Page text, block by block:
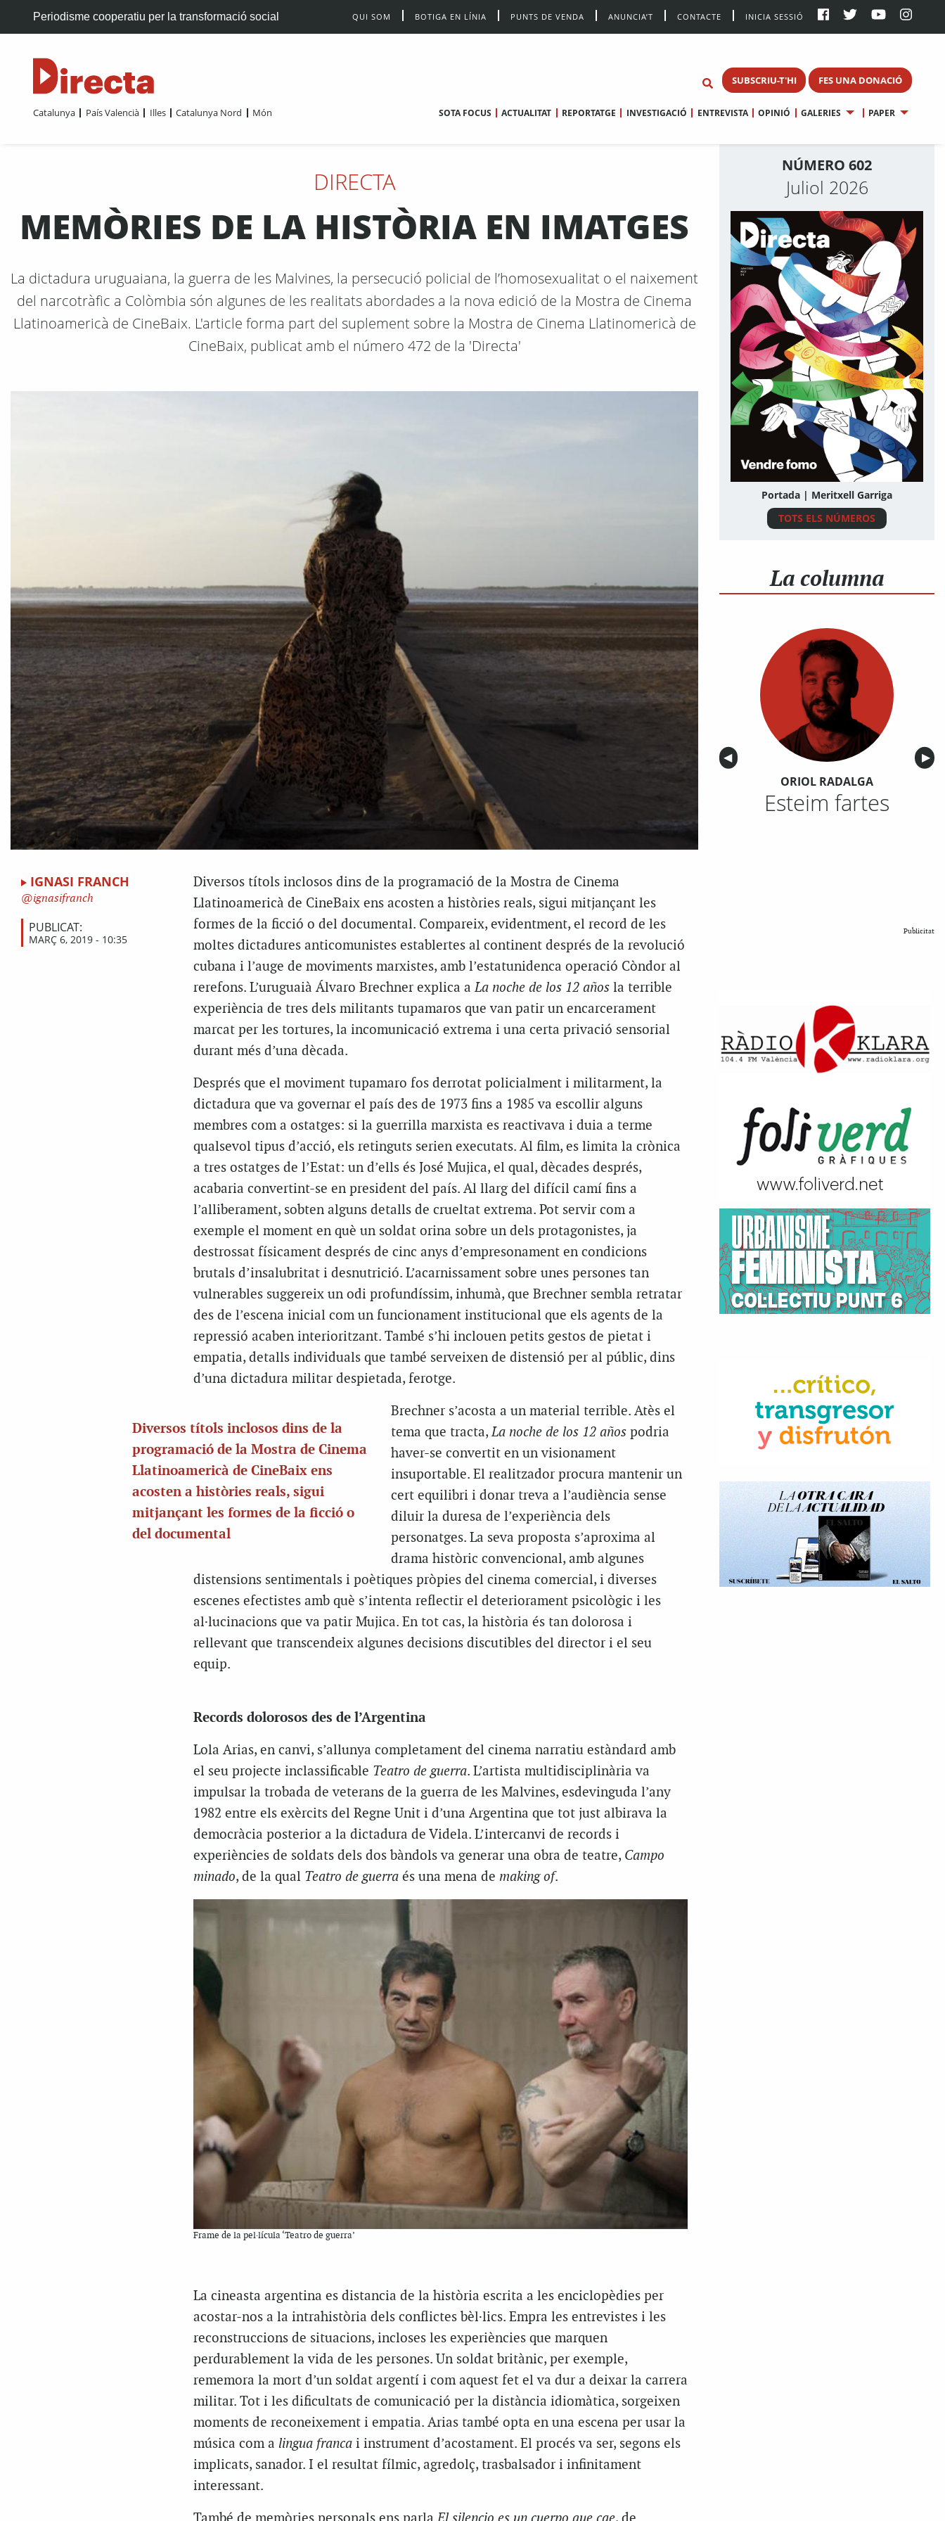
Periodisme cooperatiu per la transformació social QUI SOM BOTIGA EN LÍNIA PUNTS DE VENDA ANUNCIA’T CONTACTE INICIA SESSIÓ
SUBSCRIU-T'HI FES UNA DONACIÓ
Catalunya País Valencià Illes Catalunya Nord Món SOTA FOCUS ACTUALITAT REPORTATGE INVESTIGACIÓ ENTREVISTA OPINIÓ GALERIES PAPER
DIRECTA
MEMÒRIES DE LA HISTÒRIA EN IMATGES
La dictadura uruguaiana, la guerra de les Malvines, la persecució policial de l’homosexualitat o el naixement
del narcotràfic a Colòmbia són algunes de les realitats abordades a la nova edició de la Mostra de Cinema
Llatinoamericà de CineBaix. L'article forma part del suplement sobre la Mostra de Cinema Llatinomericà de
CineBaix, publicat amb el número 472 de la 'Directa'
IGNASI FRANCH
ignasifranch
PUBLICAT:
MARÇ 6, 2019 - 10:35
Diversos títols inclosos dins de la programació de la Mostra de Cinema
Llatinoamericà de CineBaix ens acosten a històries reals, sigui mitjançant les
formes de la ficció o del documental. Compareix, evidentment, el record de les
moltes dictadures anticomunistes establertes al continent després de la revolució
cubana i l’auge de moviments marxistes, amb l’estatunidenca operació Còndor al
rerefons. L’uruguaià Álvaro Brechner explica aLa noche de los 12 añosla terrible
experiència de tres dels militants tupamaros que van patir un encarcerament
marcat per les tortures, la incomunicació extrema i una certa privació sensorial
durant més d’una dècada.
Després que el moviment tupamaro fos derrotat policialment i militarment, la
dictadura que va governar el país des de 1973 fins a 1985 va escollir alguns
membres com a ostatges: si la guerrilla marxista es reactivava i duia a terme
qualsevol tipus d’acció, els retinguts serien executats. Al film, es limita la crònica
a tres ostatges de l’Estat: un d’ells és José Mujica, el qual, dècades després,
acabaria convertint-se en president del país. Al llarg del difícil camí fins a
l’alliberament, sobten alguns detalls de crueltat extrema. Pot servir com a
exemple el moment en què un soldat orina sobre un dels protagonistes, ja
destrossat físicament després de cinc anys d’empresonament en condicions
brutals d’insalubritat i desnutrició. L’acarnissament sobre unes persones tan
vulnerables suggereix un odi profundíssim, inhumà, que Brechner sembla retratar
des de l’escena inicial com un funcionament institucional que els agents de la
repressió acaben interioritzant. També s’hi inclouen petits gestos de pietat i
empatia, detalls individuals que també serveixen de distensió per al públic, dins
d’una dictadura militar despietada, ferotge.
Diversos títols inclosos dins de la
programació de la Mostra de Cinema
Llatinoamericà de CineBaix ens
acosten a històries reals, sigui
mitjançant les formes de la ficció o
del documental
Brechner s’acosta a un material terrible. Atès el
tema que tracta,La noche de los 12 añospodria
haver-se convertit en un visionament
insuportable. El realitzador procura mantenir un
cert equilibri i donar treva a l’audiència sense
diluir la duresa de l’experiència dels
personatges. La seva proposta s’aproxima al
drama històric convencional, amb algunes
distensions sentimentals i poètiques pròpies del cinema comercial, i diverses
escenes efectistes amb què s’intenta reflectir el deteriorament psicològic i les
al·lucinacions que va patir Mujica. En tot cas, la història és tan dolorosa i
rellevant que transcendeix algunes decisions discutibles del director i el seu
equip.
Records dolorosos des de l’Argentina
Lola Arias, en canvi, s’allunya completament del cinema narratiu estàndard amb
el seu projecte inclassificable Teatro de guerra. L’artista multidisciplinària va
impulsar la trobada de veterans de la guerra de les Malvines, esdevinguda l’any
1982 entre els exèrcits del Regne Unit i d’una Argentina que tot just albirava la
democràcia posterior a la dictadura de Videla. L’intercanvi de records i
experiències de soldats dels dos bàndols va generar una obra de teatre, Campo
minado, de la qual Teatro de guerraés una mena de making of.
Frame de la pel·lícula ‘Teatro de guerra’
La cineasta argentina es distancia de la història escrita a les enciclopèdies per
acostar-nos a la intrahistòria dels conflictes bèl·lics. Empra les entrevistes i les
reconstruccions de situacions, incloses les experiències que marquen
perdurablement la vida de les persones. Un soldat britànic, per exemple,
rememora la mort d’un soldat argentí i com aquest fet el va dur a deixar la carrera
militar. Tot i les dificultats de comunicació per la distància idiomàtica, sorgeixen
moments de reconeixement i empatia. Arias també opta en una escena per usar la
música com a lingua francai instrument d’acostament. El procés va ser, segons els
implicats, sanador. I el resultat fílmic, agredolç, trasbalsador i infinitament
interessant.
NÚMERO 602
Juliol 2026
Portada | Meritxell Garriga
TOTS ELS NÚMEROS
La columna
Anterior
◀︎ ▶︎
ORIOL RADALGA
Esteim fartes
Publicitat